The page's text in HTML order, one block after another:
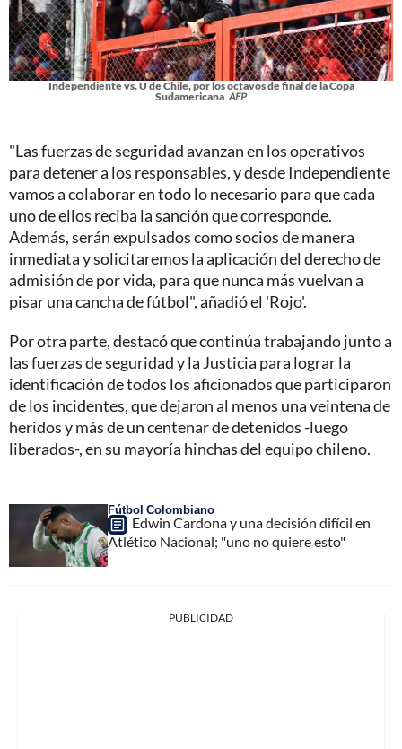
Independiente vs. U de Chile, por los octavos de final de la Copa
Sudamericana AFP
"Las fuerzas de seguridad avanzan en los operativos
para detener a los responsables, y desde Independiente
vamos a colaborar en todo lo necesario para que cada
uno de ellos reciba la sanción que corresponde.
Además, serán expulsados como socios de manera
inmediata y solicitaremos la aplicación del derecho de
admisión de por vida, para que nunca más vuelvan a
pisar una cancha de fútbol", añadió el 'Rojo'.
Por otra parte, destacó que continúa trabajando junto a
las fuerzas de seguridad y la Justicia para lograr la
identificación de todos los aficionados que participaron
de los incidentes, que dejaron al menos una veintena de
heridos y más de un centenar de detenidos -luego
liberados-, en su mayoría hinchas del equipo chileno.
Fútbol Colombiano
Edwin Cardona y una decisión difícil en
Atlético Nacional; "uno no quiere esto"
PUBLICIDAD